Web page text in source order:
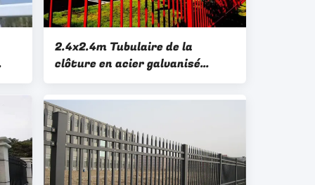
2.4x2.4m Tubulaire de la
clôture en acier galvanisé
panneau métallique de fil de fer
de treillis métallique
ornemental